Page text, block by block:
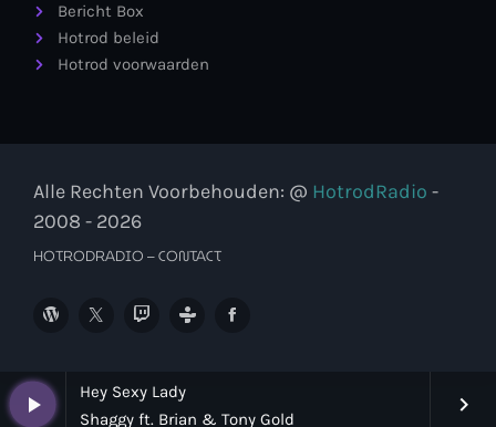
play_arrow
Hey Sexy Lady
Shaggy ft. Brian & Tony Gold
keyboard_arrow_right
Bericht Box
Hotrod beleid
Hotrod voorwaarden
Alle Rechten Voorbehouden: @ HotrodRadio -
2008 - 2026
HOTRODRADIO – CONTACT